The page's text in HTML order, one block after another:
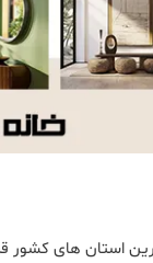
استان‌ های کشور